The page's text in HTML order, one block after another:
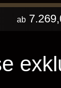
ab